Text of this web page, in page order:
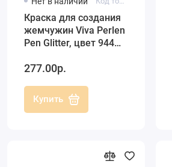
Краска для создания
жемчужин Viva Perlen
Pen Glitter, цвет 944
25 мл
277.00р.
Купить